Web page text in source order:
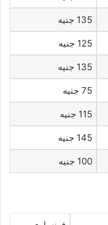
135 جنيه
125 جنيه
135 جنيه
75 جنيه
115 جنيه
145 جنيه
100 جنيه